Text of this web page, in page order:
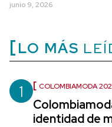
junio 9, 2026
LO MÁS
1 COLOMBIAMODA
identidad de